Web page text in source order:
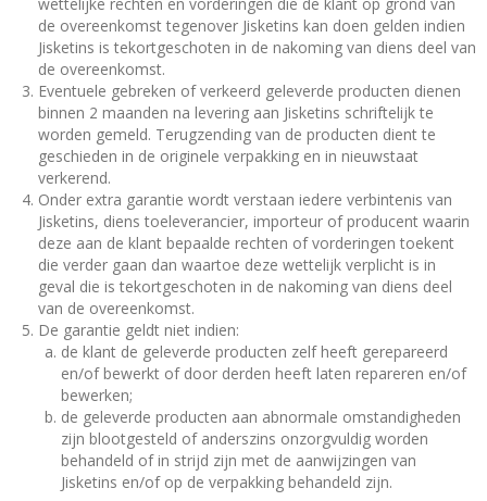
de overeenkomst tegenover Jisketins kan doen gelden indien
Jisketins is tekortgeschoten in de nakoming van diens deel van
de overeenkomst.
Eventuele gebreken of verkeerd geleverde producten dienen
binnen 2 maanden na levering aan Jisketins schriftelijk te
worden gemeld. Terugzending van de producten dient te
geschieden in de originele verpakking en in nieuwstaat
verkerend.
Onder extra garantie wordt verstaan iedere verbintenis van
Jisketins, diens toeleverancier, importeur of producent waarin
deze aan de klant bepaalde rechten of vorderingen toekent
die verder gaan dan waartoe deze wettelijk verplicht is in
geval die is tekortgeschoten in de nakoming van diens deel
van de overeenkomst.
De garantie geldt niet indien:
de klant de geleverde producten zelf heeft gerepareerd
en/of bewerkt of door derden heeft laten repareren en/of
bewerken;
de geleverde producten aan abnormale omstandigheden
zijn blootgesteld of anderszins onzorgvuldig worden
behandeld of in strijd zijn met de aanwijzingen van
Jisketins en/of op de verpakking behandeld zijn.